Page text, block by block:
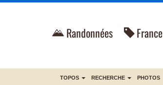
Randonnées France
TOPOS RECHERCHE PHOTOS